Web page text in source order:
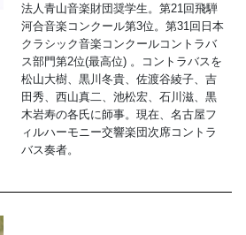
法人青山音楽財団奨学生。第21回飛騨
河合音楽コンクール第3位。第31回日本
クラシック音楽コンクールコントラバ
ス部門第2位(最高位) 。コントラバスを
松山大樹、黒川冬貴、佐渡谷綾子、吉
田秀、西山真二、池松宏、石川滋、黒
木岩寿の各氏に師事。現在、名古屋フ
ィルハーモニー交響楽団次席コントラ
バス奏者。